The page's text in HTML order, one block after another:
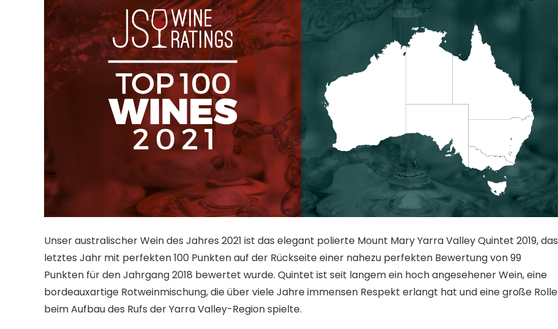
Unser australischer Wein des Jahres 2021 ist das elegant polierte Mount Mary Yarra Valley Quintet 2019, das
letztes Jahr mit perfekten 100 Punkten auf der Rückseite einer nahezu perfekten Bewertung von 99
Punkten für den Jahrgang 2018 bewertet wurde. Quintet ist seit langem ein hoch angesehener Wein, eine
bordeauxartige Rotweinmischung, die über viele Jahre immensen Respekt erlangt hat und eine große Rolle
beim Aufbau des Rufs der Yarra Valley-Region spielte.